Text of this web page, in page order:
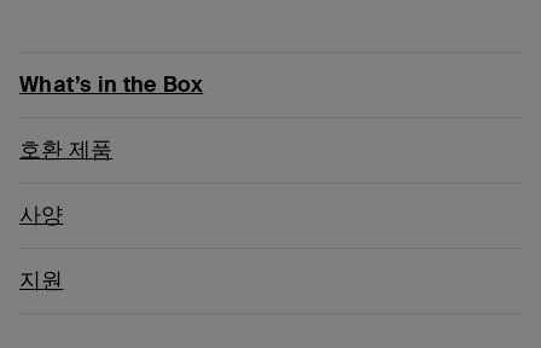
What’s in the Box
호환 제품
사양
지원